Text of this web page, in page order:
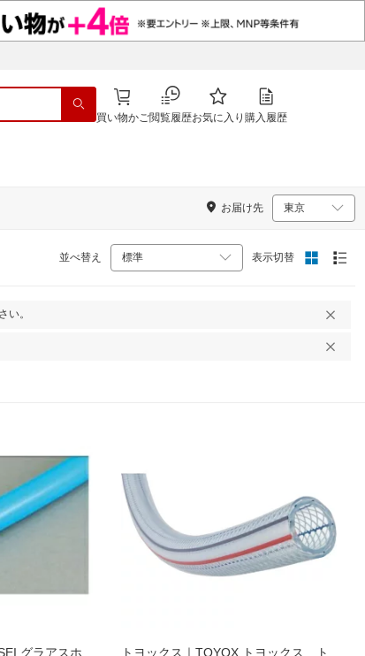
買い物かご閲覧履歴お気に入り 購入履歴
お届け先
並べ替え 表示切替
い。
グラアスホ
トヨックス｜TOYOX トヨックス ト